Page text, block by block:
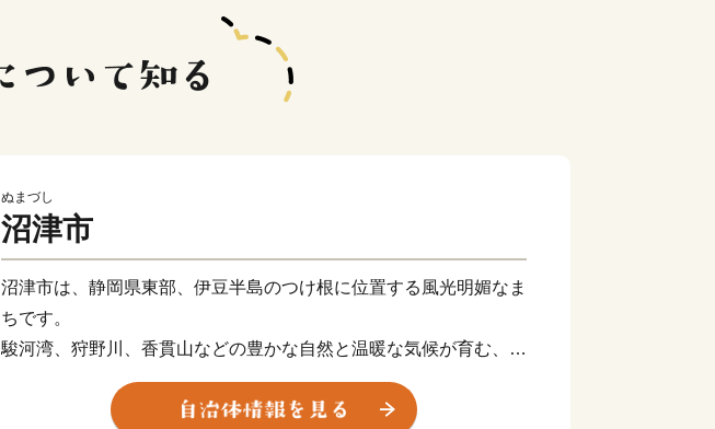
ぬまづし
沼津市
沼津市は、静岡県東部、伊豆半島のつけ根に位置する風光明媚なま
ちです。
駿河湾、狩野川、香貫山などの豊かな自然と温暖な気候が育む、
お茶やミカンなどの山の幸。
日本有数の生産量を誇るあじのひもの、